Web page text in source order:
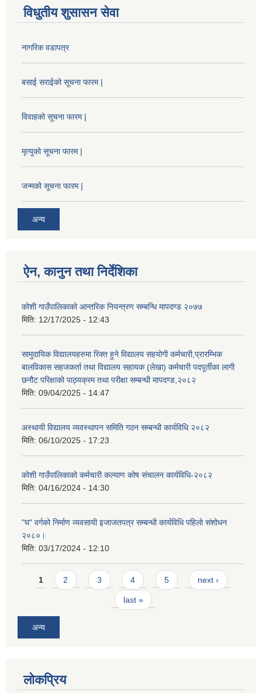
विधुतीय शुसासन सेवा
नागरिक वडापत्र
बसाई सराईको सूचना फारम |
विवाहको सूचना फारम |
मृत्युको सूचना फारम |
जन्मको सूचना फारम |
अन्य
ऐन, कानुन तथा निर्देशिका
कोशी गाउँपालिकाको आन्तरिक नियन्त्रण सम्बन्धि मापदण्ड २०७७
मिति: 12/17/2025 - 12:43
सामुदायिक विद्यालयहरुमा रिक्त हुने विद्यालय सहयोगी कर्मचारी,प्रारम्भिक
बालविकास सहजकर्ता तथा विद्यालय सहायक (लेखा) कर्मचारी पदपूर्तीका लागी
छनौट परिक्षाको पाठ्यक्रम तथा परीक्षा सम्बन्धी मापदण्ड,२०८२
मिति: 09/04/2025 - 14:47
अस्थायी विद्यालय व्यवस्थापन समिति गठन सम्बन्धी कार्यविधि २०८२
मिति: 06/10/2025 - 17:23
कोशी गाउँपालिकाको कर्मचारी कल्याण कोष संचालन कार्यविधि-२०८२
मिति: 04/16/2024 - 14:30
"घ" वर्गको निर्माण व्यवसायी इजाजतपत्र सम्बन्धी कार्यविधि पहिलो संशोधन
२०८०।
मिति: 03/17/2024 - 12:10
Pages
1 2 3 4 5 next ›
last »
अन्य
लोकप्रिय